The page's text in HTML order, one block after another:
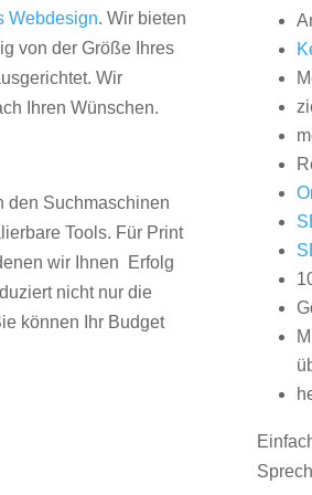
Webdesign. Wir bieten
von der Größe Ihres
Wir
Ihren Wünschen.
den Suchmaschinen
Tools. Für Print
wir Ihnen Erfolg
nicht nur die
können Ihr Budget